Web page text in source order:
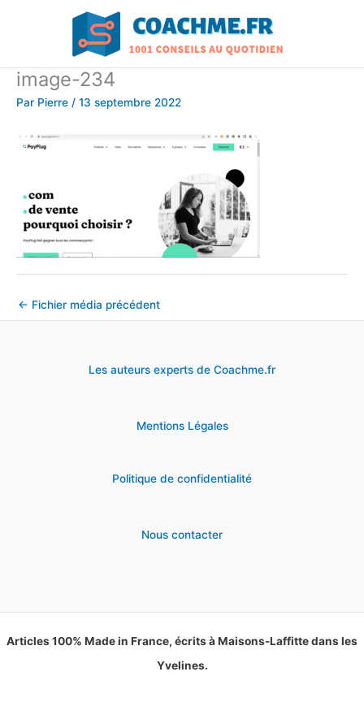
image-234
Par Pierre / 13 septembre 2022
← Fichier média précédent
Les auteurs experts de Coachme.fr
Mentions Légales
Politique de confidentialité
Nous contacter
Articles 100% Made in France, écrits à Maisons-Laffitte dans les
Yvelines.